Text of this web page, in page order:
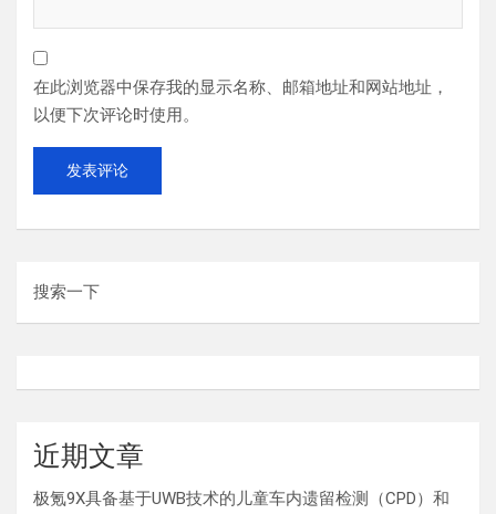
在此浏览器中保存我的显示名称、邮箱地址和网站地址，
以便下次评论时使用。
搜索一下
近期文章
极氪9X具备基于UWB技术的儿童车内遗留检测（CPD）和